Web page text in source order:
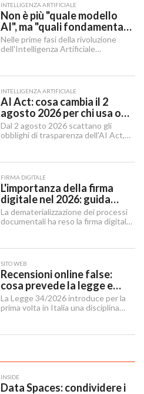
INTELLIGENZA ARTIFICIALE
Non è più "quale modello
AI", ma "quali fondamenta":
dati, infrastruttura,
governance
Nelle prime fasi della rivoluzione
dell'Intelligenza Artificiale
"Quale modello dobbiamo usare?".
INTELLIGENZA ARTIFICIALE
AI Act: cosa cambia il 2
agosto 2026 per chi usa o
integra l'AI
Dal 2 agosto 2026 scattano gli
obblighi di trasparenza dell'AI Act,
rinviato quelli sui sistemi ad alto
FIRMA DIGITALE
L'importanza della firma
digitale nel 2026: guida
completa per aziende e
professionisti
La dematerializzazione dei processi
documentali ha reso la firma digitale
SITO WEB
Recensioni online false:
cosa prevede la legge e
cosa possono fare le
imprese
La Legge 34/2026 introduce per la
prima volta in Italia una disciplina
ristorazione e del turismo.
INSIDE
Data Spaces: condividere i